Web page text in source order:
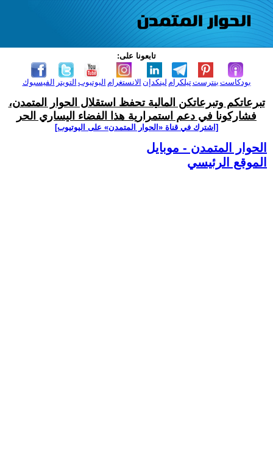
تابعونا على:
الفيسبوك التويتر اليوتيوب الانستغرام لينكدإن تيلكرامبنترست بودكاست
تبرعاتكم وتبرعاتكن المالية تحفظ استقلال الحوار المتمدن،
فشاركونا في دعم استمرارية هذا الفضاء اليساري الحر
[اشترك في قناة ‫«الحوار المتمدن» على اليوتيوب]
الحوار المتمدن - موبايل
الموقع الرئيسي